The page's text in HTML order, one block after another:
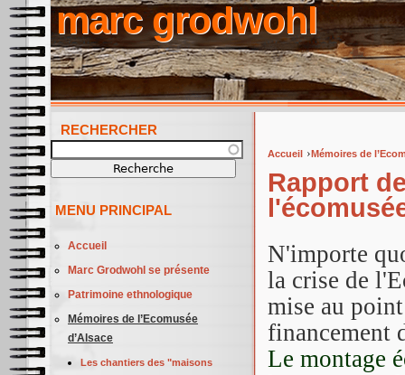
marc grodwohl
Vous êtes ici
Accueil ›Mémoires de
Rapport
N'importe
la crise de
mise au
financement
Le montage
RECHERCHER
MENU PRINCIPAL
Accueil
Marc Grodwohl se présente
Patrimoine ethnologique
Mémoires de l’Ecomusée
d’Alsace
Les chantiers des "maisons